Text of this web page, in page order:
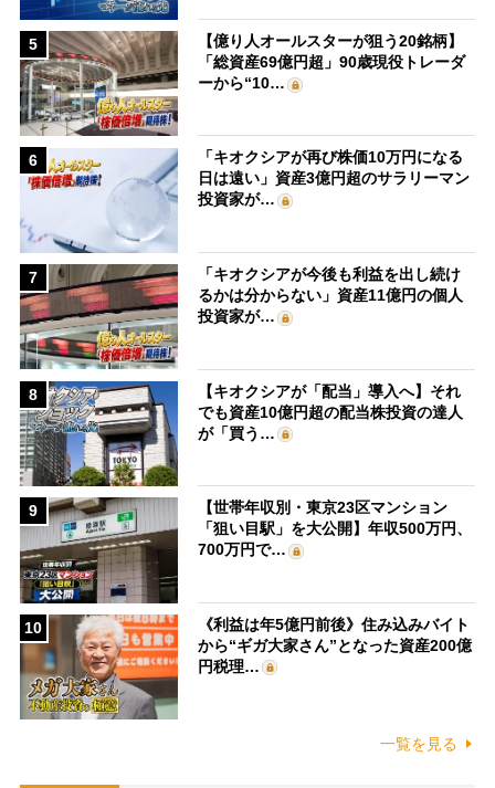
5
【億り人オールスターが狙う20銘柄】
「総資産69億円超」90歳現役トレーダ
ーから“10…
6
「キオクシアが再び株価10万円になる
日は遠い」資産3億円超のサラリーマン
投資家が…
7
「キオクシアが今後も利益を出し続け
るかは分からない」資産11億円の個人
投資家が…
8
【キオクシアが「配当」導入へ】それ
でも資産10億円超の配当株投資の達人
が「買う…
9
【世帯年収別・東京23区マンション
「狙い目駅」を大公開】年収500万円、
700万円で…
10
《利益は年5億円前後》住み込みバイト
から“ギガ大家さん”となった資産200億
円税理…
一覧を見る